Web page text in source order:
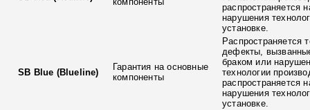
распространяется
нарушения
установке.
SB Blue (Blueline)
Гарантия на основные
компоненты
Распространяется
дефекты,
браком или
технологии
распространяется
нарушения
установке.